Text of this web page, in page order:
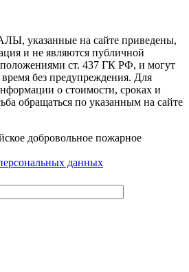
указанные на сайте приведены,
и не являются публичной
ст. 437 ГК РФ, и могут
без предупреждения. Для
о стоимости, сроках и
обращаться по указанным на сайте
добровольное пожарное
данных